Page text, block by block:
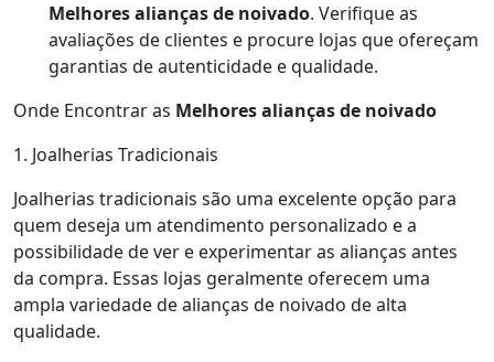
Melhores alianças de noivado. Verifique as
avaliações de clientes e procure lojas que ofereçam
garantias de autenticidade e qualidade.
Onde Encontrar as Melhores alianças de noivado
1. Joalherias Tradicionais
Joalherias tradicionais são uma excelente opção para
quem deseja um atendimento personalizado e a
possibilidade de ver e experimentar as alianças antes
da compra. Essas lojas geralmente oferecem uma
ampla variedade de alianças de noivado de alta
qualidade.